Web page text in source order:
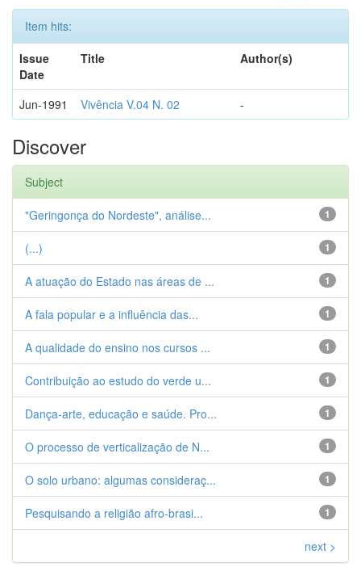
Item hits:
Issue
Date
Title Author(s)
Jun-1991 Vivência V.04 N. 02 -
Discover
Subject
1
"Geringonça do Nordeste", análise...
1
(...)
1
A atuação do Estado nas áreas de ...
1
A fala popular e a influência das...
1
A qualidade do ensino nos cursos ...
1
Contribuição ao estudo do verde u...
1
Dança-arte, educação e saúde. Pro...
1
O processo de verticalização de N...
1
O solo urbano: algumas consideraç...
1
Pesquisando a religião afro-brasi...
next >